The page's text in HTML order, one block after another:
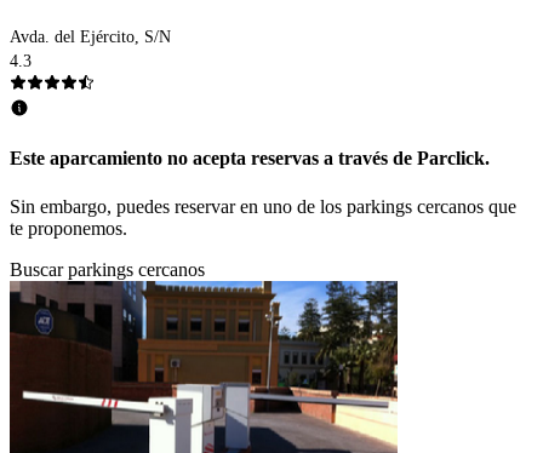
Avda. del Ejército, S/N
4.3
Este aparcamiento no acepta reservas a través de Parclick.
Sin embargo, puedes reservar en uno de los parkings cercanos que
te proponemos.
Buscar parkings cercanos